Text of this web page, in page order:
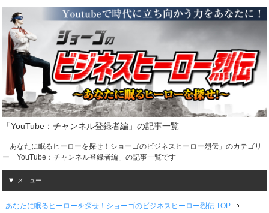
「YouTube：チャンネル登録者編」の記事一覧
「あなたに眠るヒーローを探せ！ショーゴのビジネスヒーロー烈伝」のカテゴリ
ー「YouTube：チャンネル登録者編」の記事一覧です
メニュー
あなたに眠るヒーローを探せ！ショーゴのビジネスヒーロー烈伝 TOP